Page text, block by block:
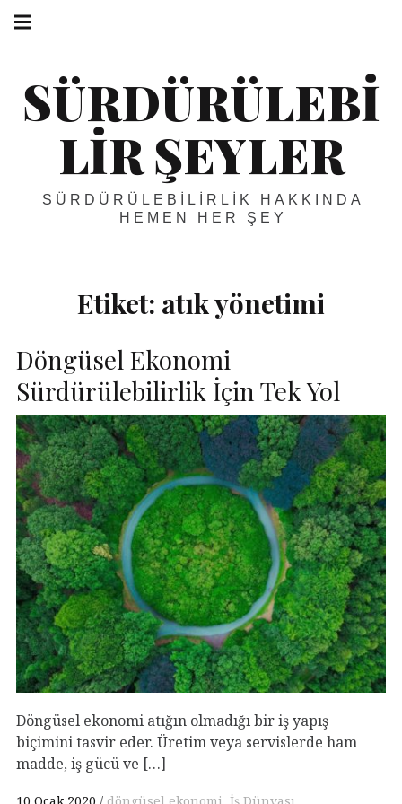
Skip
SÜRDÜRÜLEBI
LIR ŞEYLER
SÜRDÜRÜLEBILIRLIK HAKKINDA
HEMEN HER ŞEY
navigation
Etiket: atık yönetimi
Döngüsel Ekonomi
Sürdürülebilirlik İçin Tek Yol
Döngüsel ekonomi atığın olmadığı bir iş yapış
biçimini tasvir eder. Üretim veya servislerde ham
madde, iş gücü ve […]
10 Ocak 2020 döngüsel ekonomi İş Dünyası